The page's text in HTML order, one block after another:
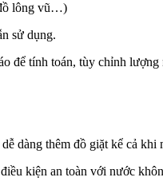
lông vũ…)
sử dụng.
tính toán, tùy chỉnh
dàng thêm đồ giặt kể cả khi
kiện an toàn với nước